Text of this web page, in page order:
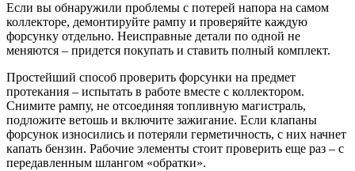
Если вы обнаружили проблемы с потерей напора на самом
коллекторе, демонтируйте рампу и проверяйте каждую
форсунку отдельно. Неисправные детали по одной не
меняются – придется покупать и ставить полный комплект.
Простейший способ проверить форсунки на предмет
протекания – испытать в работе вместе с коллектором.
Снимите рампу, не отсоединяя топливную магистраль,
подложите ветошь и включите зажигание. Если клапаны
форсунок износились и потеряли герметичность, с них начнет
капать бензин. Рабочие элементы стоит проверить еще раз – с
передавленным шлангом «обратки».